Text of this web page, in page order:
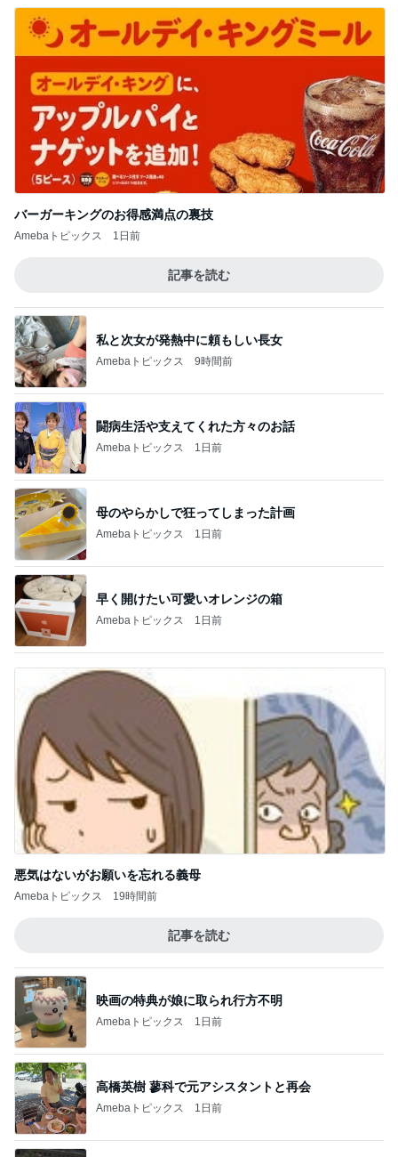
バーガーキングのお得感満点の裏技
Amebaトピックス 1日前
記事を読む
私と次女が発熱中に頼もしい長女
Amebaトピックス 9時間前
闘病生活や支えてくれた方々のお話
Amebaトピックス 1日前
母のやらかしで狂ってしまった計画
Amebaトピックス 1日前
早く開けたい可愛いオレンジの箱
Amebaトピックス 1日前
悪気はないがお願いを忘れる義母
Amebaトピックス 19時間前
記事を読む
映画の特典が娘に取られ行方不明
Amebaトピックス 1日前
高橋英樹 蓼科で元アシスタントと再会
Amebaトピックス 1日前